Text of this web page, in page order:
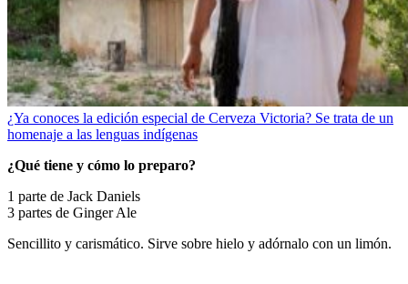
¿Ya conoces la edición especial de Cerveza Victoria? Se trata de un
homenaje a las lenguas indígenas
¿Qué tiene y cómo lo preparo?
1 parte de Jack Daniels
3 partes de Ginger Ale
Sencillito y carismático. Sirve sobre hielo y adórnalo con un limón.